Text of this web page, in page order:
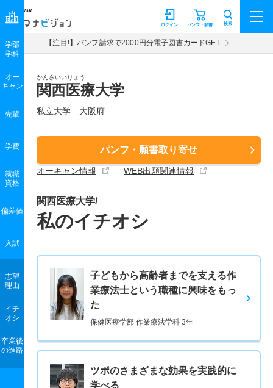
マナビジョン パンフ・願書
ログイン 検索
【注目!】パンフ請求で2000円分電子図書カードGET
かんさいいりょう
関西医療大学
私立大学 大阪府
パンフ・願書取り寄せ
オーキャン情報 WEB出願関連情報
学部
学科
オー
キャン
先輩
学費
就職
資格
偏差値
入試
志望
理由
イチ
オシ
卒業後
の進路
関西医療大学/
私のイチオシ
子どもから高齢者までを支える作
業療法士という職種に興味をもっ
た
保健医療学部 作業療法学科 3年
ツボのさまざまな効果を実践的に
学べる